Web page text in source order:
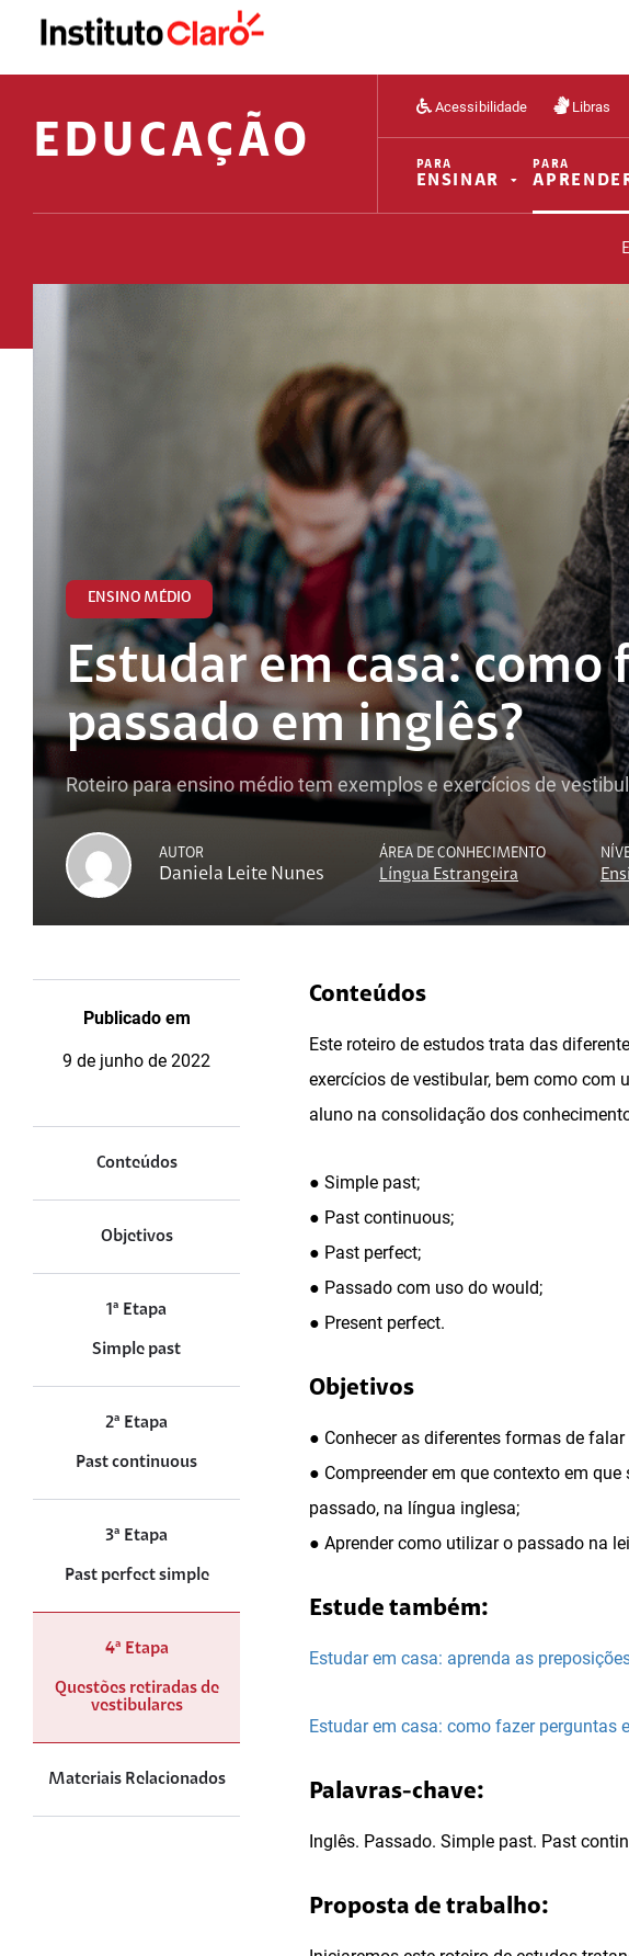
EDUCAÇÃO
Acessibilidade Libras
PARA
ENSINAR
PARA
ENSINO MÉDIO
Estudar em casa: como
passado em inglês?
Roteiro para ensino médio tem exemplos e exercícios de
AUTOR
Daniela Leite Nunes
ÁREA DE CONHECIMENTO
Língua Estrangeira
Publicado em
9 de junho de 2022
Conteúdos
Objetivos
1ª Etapa
Simple past
2ª Etapa
Past continuous
3ª Etapa
Past perfect simple
4ª Etapa
Questões retiradas de
vestibulares
Materiais Relacionados
Conteúdos
Este roteiro de estudos trata das
exercícios de vestibular, bem como
aluno na consolidação dos
● Simple past;
● Past continuous;
● Past perfect;
● Passado com uso do would;
● Present perfect.
Objetivos
● Conhecer as diferentes formas de
● Compreender em que contexto em
passado, na língua inglesa;
● Aprender como utilizar o passado na
Estude também:
Estudar em casa: aprenda as
Estudar em casa: como fazer perguntas
Palavras-chave:
Inglês. Passado. Simple past. Past
Proposta de trabalho: